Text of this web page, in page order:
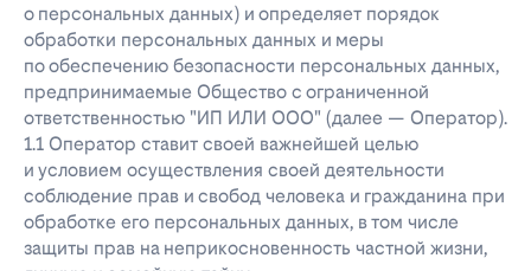
о персональных данных) и определяет порядок
обработки персональных данных и меры
по обеспечению безопасности персональных данных,
предпринимаемые Общество с ограниченной
ответственностью "ИП ИЛИ ООО" (далее — Оператор).
1.1 Оператор ставит своей важнейшей целью
и условием осуществления своей деятельности
соблюдение прав и свобод человека и гражданина при
обработке его персональных данных, в том числе
защиты прав на неприкосновенность частной жизни,